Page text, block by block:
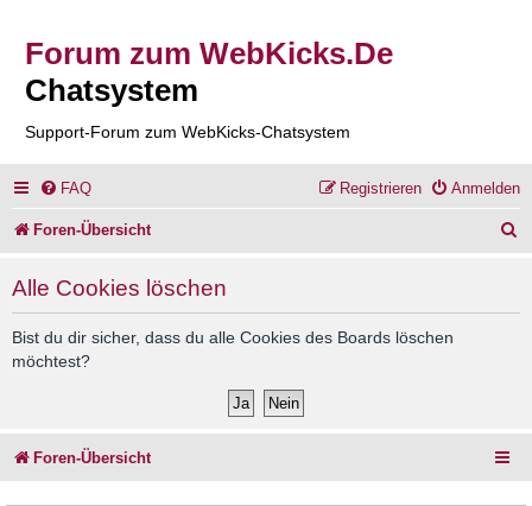
Forum zum WebKicks.De
Chatsystem
Support-Forum zum WebKicks-Chatsystem
FAQ Anmelden
Registrieren
Foren-Übersicht
Alle Cookies löschen
Bist du dir sicher, dass du alle Cookies des Boards löschen
möchtest?
Foren-Übersicht